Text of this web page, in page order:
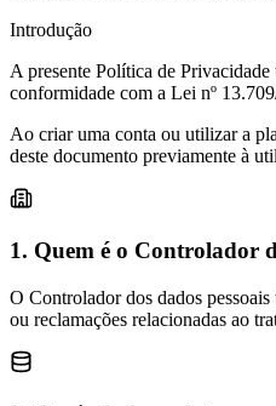
Introdução
A presente Política de
conformidade com a Lei nº
Ao criar uma conta ou utilizar a
deste documento previamente à
1. Quem é o Controlador
O Controlador dos dados
ou reclamações relacionadas ao